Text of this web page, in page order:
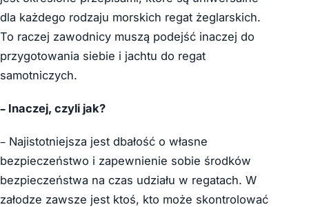
dla każdego rodzaju morskich regat żeglarskich.
To raczej zawodnicy muszą podejść inaczej do
przygotowania siebie i jachtu do regat
samotniczych.
– Inaczej, czyli jak?
– Najistotniejsza jest dbałość o własne
bezpieczeństwo i zapewnienie sobie środków
bezpieczeństwa na czas udziału w regatach. W
załodze zawsze jest ktoś, kto może skontrolować